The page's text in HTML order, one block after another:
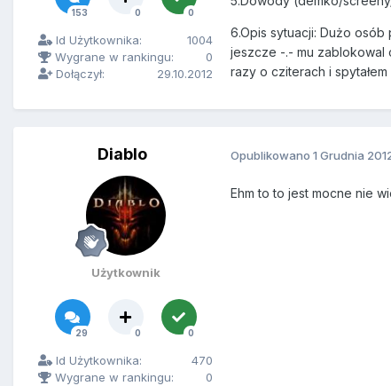
153 0 0
Id Użytkownika:
1004
Wygrane w rankingu:
0
Dołączył:
29.10.2012
6.Opis sytuacji: Dużo
jeszcze -.- mu zablokowal
razy o cziterach i
Diablo
Użytkownik
29 0 0
Id Użytkownika:
470
Wygrane w rankingu:
0
Opublikowano 1 Grudnia
Ehm to to jest mocne nie